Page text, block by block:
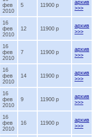
фев
2010
5 11900 p
архив
>>>
16
фев
2010
12 11900 p
архив
>>>
16
фев
2010
7 11900 p
архив
>>>
16
фев
2010
14 11900 p
архив
>>>
16
фев
2010
9 11900 p
архив
>>>
16
фев
2010
16 11900 p
архив
>>>